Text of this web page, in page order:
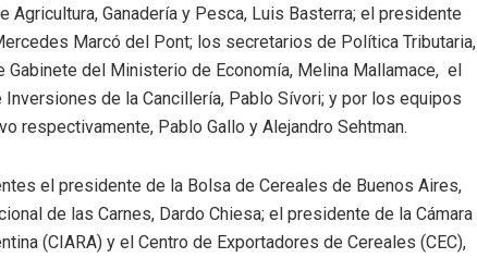
Ganadería y Pesca, Luis Basterra; el presidente
Marcó del Pont; los secretarios de Política Tributaria,
Gabinete del Ministerio de Economía, Melina Mallamace, el
de la Cancillería, Pablo Sívori; y por los equipos
respectivamente, Pablo Gallo y Alejandro Sehtman.
el presidente de la Bolsa de Cereales de Buenos Aires,
de las Carnes, Dardo Chiesa; el presidente de la Cámara
(CIARA) y el Centro de Exportadores de Cereales (CEC),